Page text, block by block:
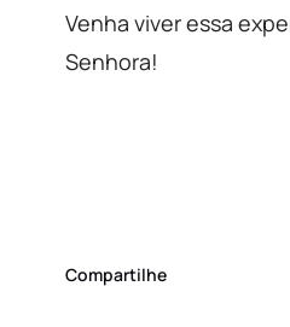
Venha viver essa
Senhora!
Compartilhe